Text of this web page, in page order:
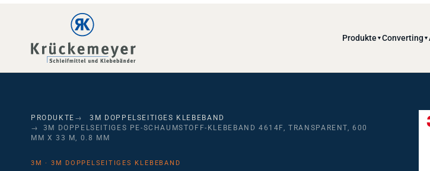
Produkte Converting
PRODUKTE
3M DOPPELSEITIGES KLEBEBAND
3M DOPPELSEITIGES PE-SCHAUMSTOFF-KLEBEBAND 4614F, TRANSPARENT, 600
MM X 33 M, 0.8 MM
3M · 3M DOPPELSEITIGES KLEBEBAND